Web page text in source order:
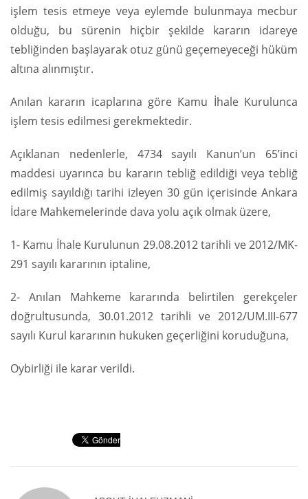
işlem tesis etmeye veya eylemde bulunmaya mecbur
olduğu, bu sürenin hiçbir şekilde kararın idareye
tebliğinden başlayarak otuz günü geçemeyeceği hüküm
altına alınmıştır.
Anılan kararın icaplarına göre Kamu İhale Kurulunca
işlem tesis edilmesi gerekmektedir.
Açıklanan nedenlerle, 4734 sayılı Kanun’un 65’inci
maddesi uyarınca bu kararın tebliğ edildiği veya tebliğ
edilmiş sayıldığı tarihi izleyen 30 gün içerisinde Ankara
İdare Mahkemelerinde dava yolu açık olmak üzere,
1- Kamu İhale Kurulunun 29.08.2012 tarihli ve 2012/MK-
291 sayılı kararının iptaline,
2- Anılan Mahkeme kararında belirtilen gerekçeler
doğrultusunda, 30.01.2012 tarihli ve 2012/UM.III-677
sayılı Kurul kararının hukuken geçerliğini koruduğuna,
Oybirliği ile karar verildi.